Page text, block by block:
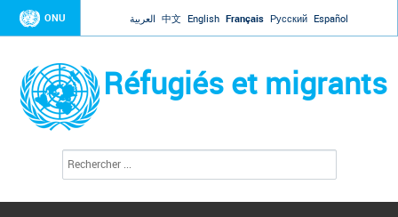
Jump to navigation
ONU العربية 中文 English Français Русский Español
Réfugiés et migrants
c